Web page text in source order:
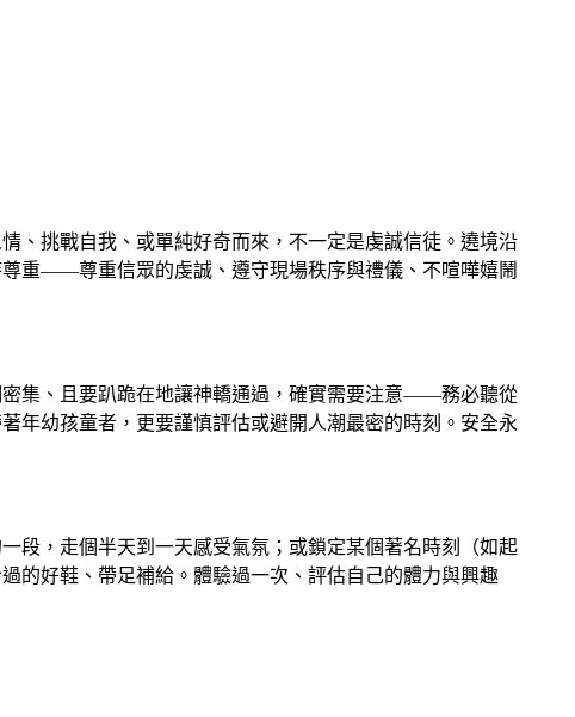
、挑戰自我、或單純好奇而來，不一定是虔誠信徒。遶境沿
重——尊重信眾的虔誠、遵守現場秩序與禮儀、不喧嘩嬉鬧
集、且要趴跪在地讓神轎通過，確實需要注意——務必聽從
年幼孩童者，更要謹慎評估或避開人潮最密的時刻。安全永
段，走個半天到一天感受氣氛；或鎖定某個著名時刻（如起
的好鞋、帶足補給。體驗過一次、評估自己的體力與興趣